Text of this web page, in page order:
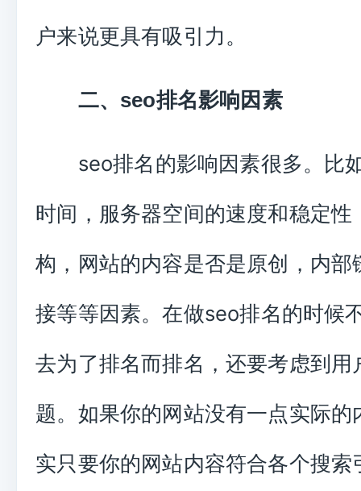
户来说更具有吸引力。
二、seo排名影响因素
seo排名的影响因素很多。比
时间，服务器空间的速度和稳定性
构，网站的内容是否是原创，内部
接等等因素。在做seo排名的时候
去为了排名而排名，还要考虑到用
题。如果你的网站没有一点实际的
实只要你的网站内容符合各个搜索